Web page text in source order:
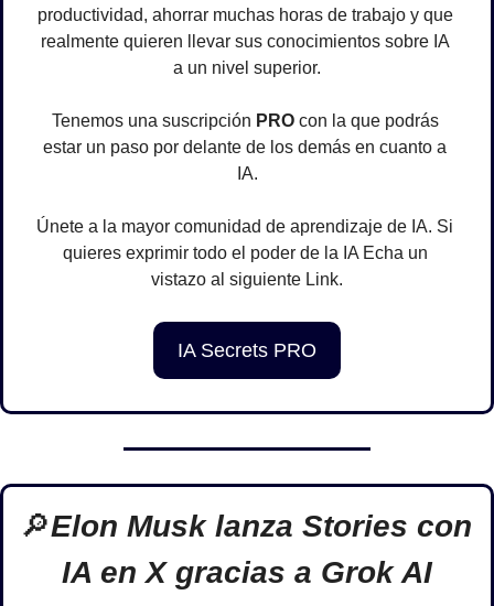
productividad, ahorrar muchas horas de trabajo y que
realmente quieren llevar sus conocimientos sobre IA
a un nivel superior.
Tenemos una suscripción PRO con la que podrás
estar un paso por delante de los demás en cuanto a
IA.
Únete a la mayor comunidad de aprendizaje de IA. Si
quieres exprimir todo el poder de la IA Echa un
vistazo al siguiente Link.
IA Secrets PRO
🔎Elon Musk lanza Stories con
IA en X gracias a Grok AI